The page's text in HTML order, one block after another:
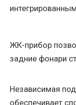
ЖК-прибор
задние фонари
Независимая
обеспечивает